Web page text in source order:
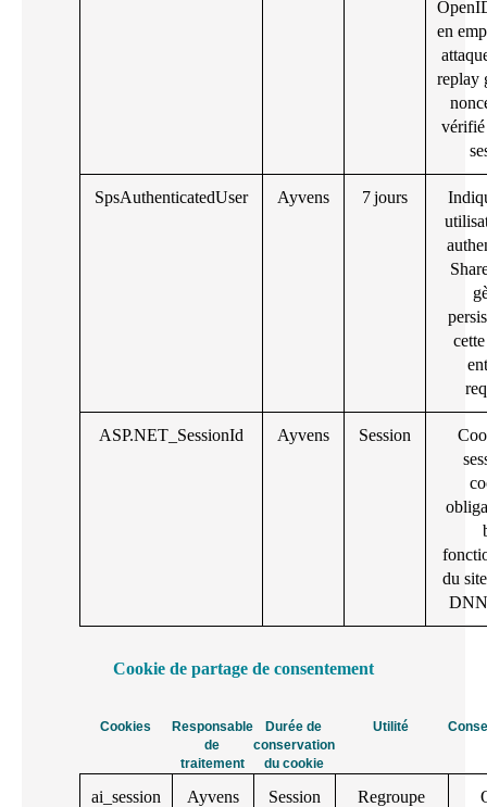
en
replay
vérifié
SpsAuthenticatedUser Ayvens 7 jours
ASP.NET_SessionId Ayvens Session
du
Cookie de partage de consentement
Cookies
Responsable
de
traitement
Durée de
conservation
du cookie
Utilité
ai_session Ayvens Session
Regroupe